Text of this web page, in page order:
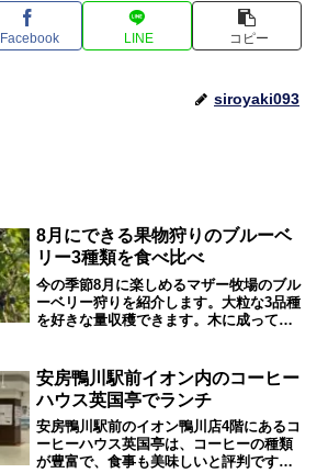
Facebook LINE コピー
siroyaki093
8月にできる果物狩りのブルーベ
リー3種類を食べ比べ
今の季節8月に楽しめるマザー牧場のブル
ーベリー狩りを紹介します。大粒な3品種
を好きな量収穫できます。木に成ってい
も美味しいです。都心からも近くおすす
めのスポットです。
安房鴨川駅前イオン内のコーヒー
ハウス英国亭でランチ
安房鴨川駅前のイオン鴨川店4階にあるコ
ーヒーハウス英国亭は、コーヒーの種類
が豊富で、食事も美味しいと評判です。